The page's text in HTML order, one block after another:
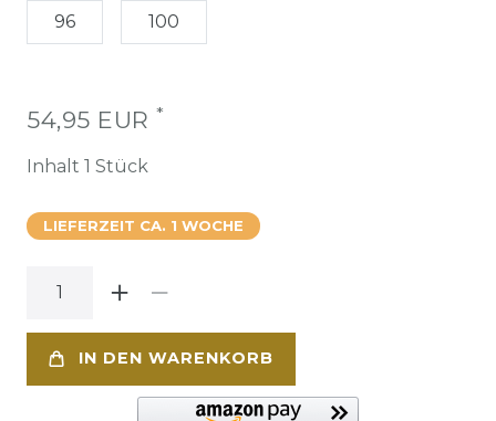
96 100
54,95 EUR *
Inhalt 1 Stück
LIEFERZEIT CA. 1 WOCHE
IN DEN WARENKORB